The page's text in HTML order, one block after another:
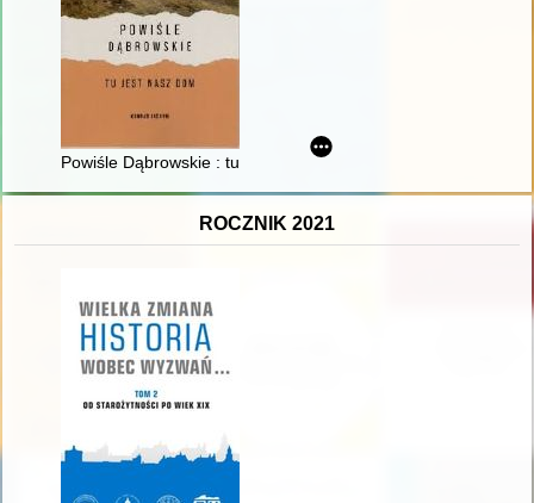
Powiśle Dąbrowskie : tu jest nasz dom : historia rodów
ROCZNIK 2021